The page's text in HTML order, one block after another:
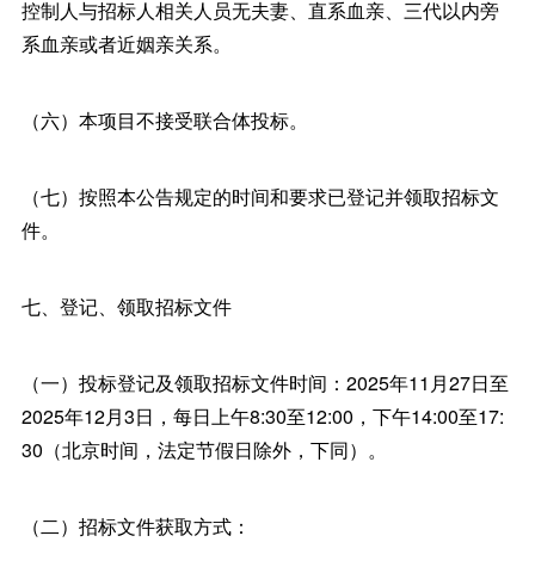
控制人与招标人相关人员无夫妻、直系血亲、三代以内旁
系血亲或者近姻亲关系。
（六）本项目不接受联合体投标。
（七）按照本公告规定的时间和要求已登记并领取招标文
件。
七、登记、领取招标文件
（一）投标登记及领取招标文件时间：2025年11月27日至
2025年12月3日，每日上午8:30至12:00，下午14:00至17:
30（北京时间，法定节假日除外，下同）。
（二）招标文件获取方式：